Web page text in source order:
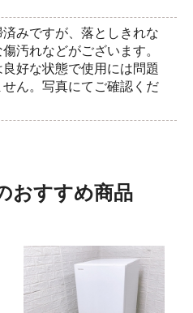
済みですが、落としきれな
汚れなどがございます。
良好な状態で使用には問題
せん。写真にてご確認くだ
おすすめ商品